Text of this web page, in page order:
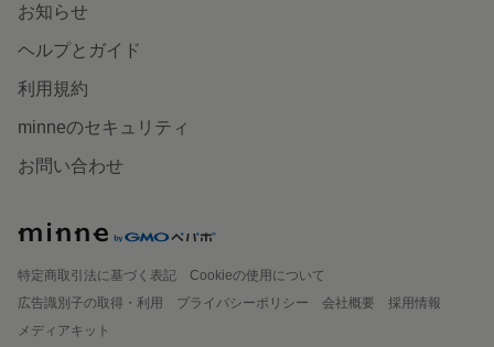
お知らせ
ヘルプとガイド
利用規約
minneのセキュリティ
お問い合わせ
特定商取引法に基づく表記
Cookieの使用について
広告識別子の取得・利用
プライバシーポリシー 会社概要
採用情報
メディアキット